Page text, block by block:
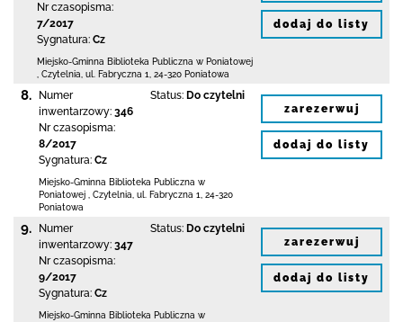
Nr czasopisma:
7/2017
Sygnatura: Cz
Miejsko-Gminna Biblioteka Publiczna w Poniatowej
Czytelnia, ul. Fabryczna 1 24-320 Poniatowa
dodaj do listy
8.
Numer
inwentarzowy: 346
Nr czasopisma:
8/2017
Sygnatura: Cz
Status: Do czytelni
Miejsko-Gminna Biblioteka Publiczna w
Poniatowej
Czytelnia, ul. Fabryczna 1
24-320
Poniatowa
zarezerwuj
dodaj do listy
9.
Numer
inwentarzowy: 347
Nr czasopisma:
9/2017
Sygnatura: Cz
Status: Do czytelni
Miejsko-Gminna Biblioteka Publiczna w
zarezerwuj
dodaj do listy